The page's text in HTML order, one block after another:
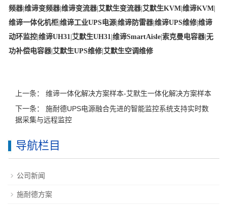
频器|维谛变频器|维谛变流器| 艾默生变流器| 艾默生KVM 维谛KVM
维谛一体化机柜 维谛工业UPS电源 维谛防雷器|维谛UPS维修|维谛
动环监控 维谛UH31 艾默生UH31 维谛SmartAisle 索克曼电容器|无
功补偿电容器| 艾默生UPS维修| 艾默生空调维修
上一条： 维谛一体化解决方案样本-艾默生一体化解决方案样本
下一条： 施耐德UPS电源融合先进的智能监控系统支持实时数
据采集与远程监控
导航栏目
公司新闻
施耐德方案